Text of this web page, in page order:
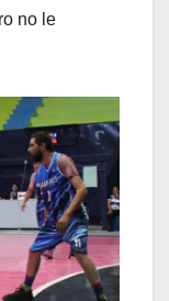
no le